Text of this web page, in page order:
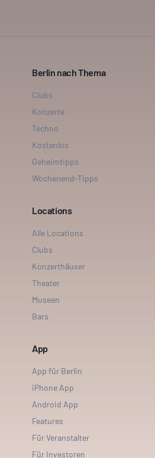
Berlin nach Thema
Clubs
Konzerte
Techno
Kostenlos
Geheimtipps
Wochenend-Tipps
Locations
Alle Locations
Clubs
Konzerthäuser
Theater
Museen
Bars
App
App für Berlin
iPhone App
Android App
Features
Für Veranstalter
Für Investoren